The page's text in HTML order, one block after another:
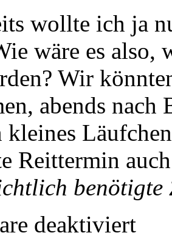
wollte ich ja
wäre es
Wir
abends nach
Reittermin
deaktiviert